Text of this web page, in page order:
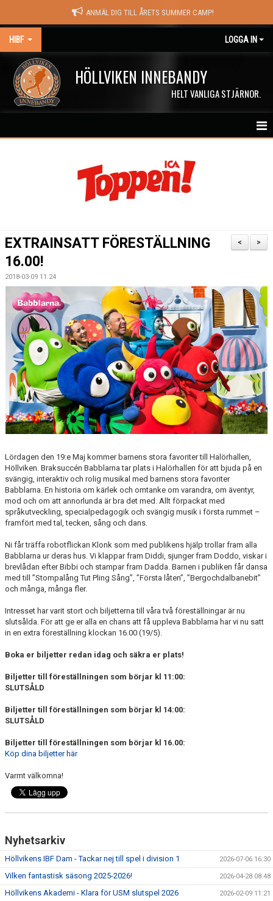
ANMÄL DIG TILL ÅRETS SUMMER CAMP!
HIBF LOGGA IN
HÖLLVIKEN INNEBANDY
HELT VANLIGA STJÄRNOR.
KALENDER
MEDLEMSKAP
OM FÖRENINGEN
KONTAKT
>
<
EXTRAINSATT FÖRESTÄLLNING
16.00!
2018-03-09 11:24
Lördagen den 19:e Maj kommer barnens stora favoriter till Halörhallen,
Höllviken. Braksuccén Babblarna tar plats i Halörhallen för att bjuda på en
svängig, interaktiv och rolig musikal med barnens stora favoriter
Babblarna. En historia om kärlek och omtanke om varandra, om äventyr,
mod och om att annorlunda är bra det med. Allt förpackat med
språkutveckling, specialpedagogik och svängig musik i första rummet –
framfört med tal, tecken, sång och dans.
Ni får träffa robotflickan Klonk som med publikens hjälp trollar fram alla
Babblarna ur deras hus. Vi klappar fram Diddi, sjunger fram Doddo, viskar i
brevlådan efter Bibbi och stampar fram Dadda. Barnen i publiken får dansa
med till ”Stompalång Tut Pling Sång”, ”Första låten”, ”Bergochdalbanebit”
och många, många fler.
Intresset har varit stort och biljetterna till våra två föreställningar är nu
slutsålda. För att ge er alla en chans att få uppleva Babblarna har vi nu satt
in en extra föreställning klockan 16.00 (19/5).
Boka er biljetter redan idag och säkra er plats!
Biljetter till föreställningen som börjar kl 11:00:
SLUTSÅLD
Biljetter till föreställningen som börjar kl 14:00:
SLUTSÅLD
Biljetter till föreställningen som börjar kl 16.00:
Köp dina biljetter här
Varmt välkomna!
Nyhetsarkiv
Höllvikens IBF Dam - Tackar nej till spel i division 1 2026-07-06 16:30
Vilken fantastisk säsong 2025-2026! 2026-04-28 08:48
Höllvikens Akademi - Klara för USM slutspel 2026 2026-02-09 11:21